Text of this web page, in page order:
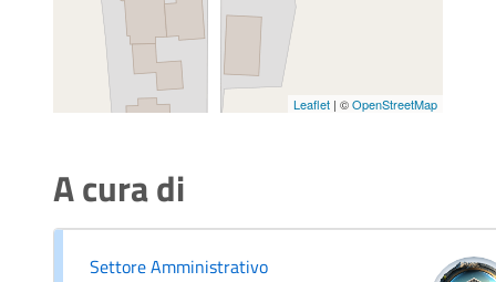
Leaflet | ©OpenStreetMap
A cura di
Settore Amministrativo